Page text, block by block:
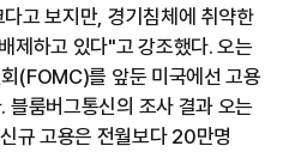
고 보지만, 경기침체에 취약한
제하고 있다"고 강조했다. 오는
(FOMC)를 앞둔 미국에선 고용
블룸버그통신의 조사 결과 오는
규 고용은 전월보다 20만명